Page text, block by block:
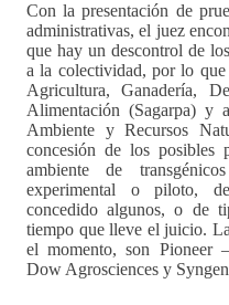
Con la presentación de
administrativas, el juez
que hay un descontrol de
a la colectividad, por lo
Agricultura, Ganadería,
Alimentación (Sagarpa) y
Ambiente y Recursos
concesión de los posibles
ambiente de
experimental o piloto,
concedido algunos, o de
tiempo que lleve el juicio.
el momento, son Pioneer
Dow Agrosciences y